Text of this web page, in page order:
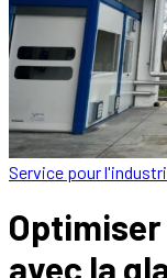
Service pour
avec la